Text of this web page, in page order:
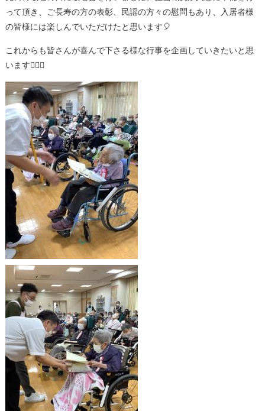
って頂き、ご長寿の方の表彰、民謡の方々の慰問もあり、入居者様
の皆様には楽しんでいただけたと思います🎈
これからも皆さんが喜んで下さる様な行事を企画していきたいと思
います🙋🏽‍♂️